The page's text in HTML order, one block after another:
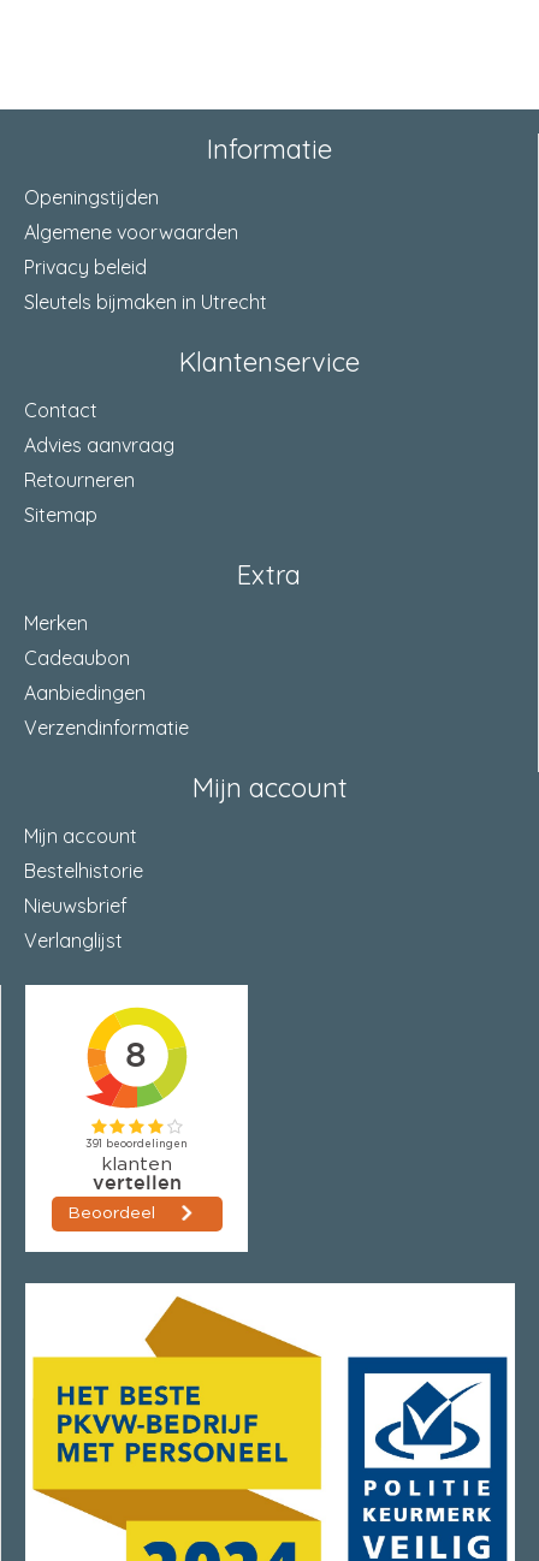
Informatie
Openingstijden
Algemene voorwaarden
Privacy beleid
Sleutels bijmaken in Utrecht
Klantenservice
Contact
Advies aanvraag
Retourneren
Sitemap
Extra
Merken
Cadeaubon
Aanbiedingen
Verzendinformatie
Mijn account
Mijn account
Bestelhistorie
Nieuwsbrief
Verlanglijst